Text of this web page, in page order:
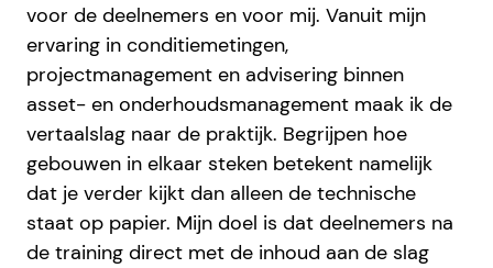
voor de deelnemers en voor mij. Vanuit mijn
ervaring in conditiemetingen,
projectmanagement en advisering binnen
asset- en onderhoudsmanagement maak ik de
vertaalslag naar de praktijk. Begrijpen hoe
gebouwen in elkaar steken betekent namelijk
dat je verder kijkt dan alleen de technische
staat op papier. Mijn doel is dat deelnemers na
de training direct met de inhoud aan de slag